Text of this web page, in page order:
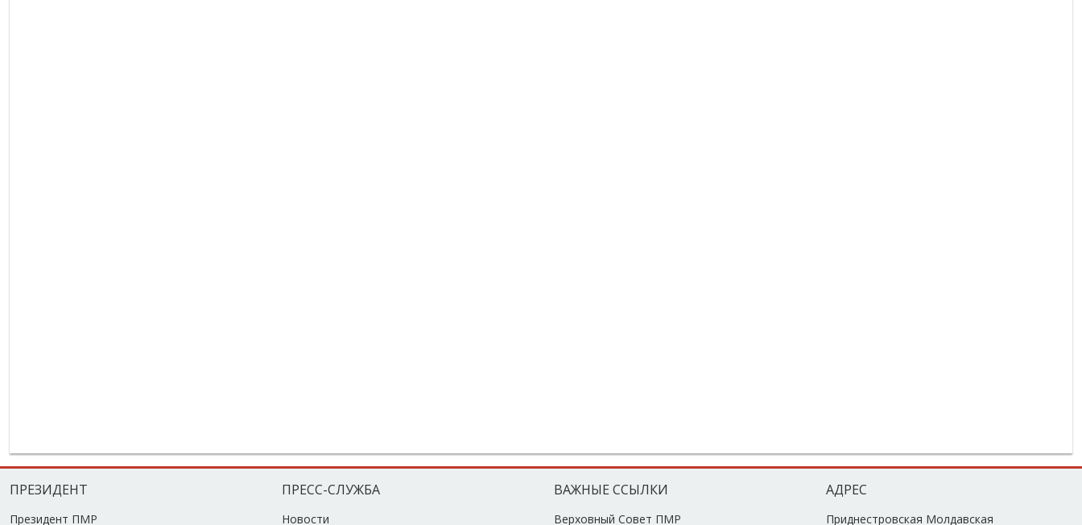
ПРЕЗИДЕНТ
Президент ПМР
ПРЕСС-СЛУЖБА
Новости
ВАЖНЫЕ ССЫЛКИ
Верховный Совет ПМР
АДРЕС
Приднестровская Молдавская